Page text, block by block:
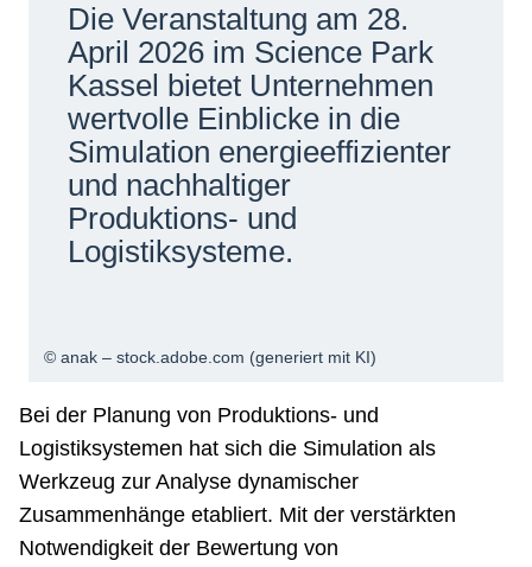
Netzwerke
Die Veranstaltung am 28.
April 2026 im Science Park
Kassel bietet Unternehmen
wertvolle Einblicke in die
Simulation energieeffizienter
und nachhaltiger
Produktions- und
Logistiksysteme.
© anak – stock.adobe.com (generiert mit KI)
Bei der Planung von Produktions- und
Logistiksystemen hat sich die Simulation als
Werkzeug zur Analyse dynamischer
Zusammenhänge etabliert. Mit der verstärkten
Notwendigkeit der Bewertung von